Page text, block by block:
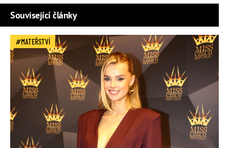
Související články
MATEŘSTVÍ